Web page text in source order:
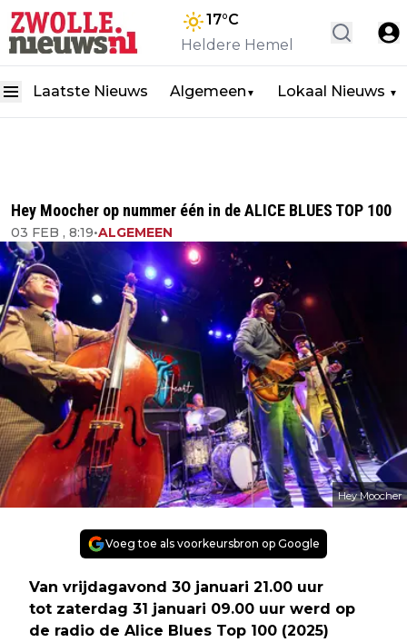
17°C
Heldere Hemel
Laatste Nieuws Algemeen ▼ Lokaal Nieuws ▼
Hey Moocher op nummer één in de ALICE BLUES TOP 100
03 FEB , 8:19•ALGEMEEN
Hey Moocher
Voeg toe als voorkeursbron op Google
Van vrijdagavond 30 januari 21.00 uur
tot zaterdag 31 januari 09.00 uur werd op
de radio de Alice Blues Top 100 (2025)